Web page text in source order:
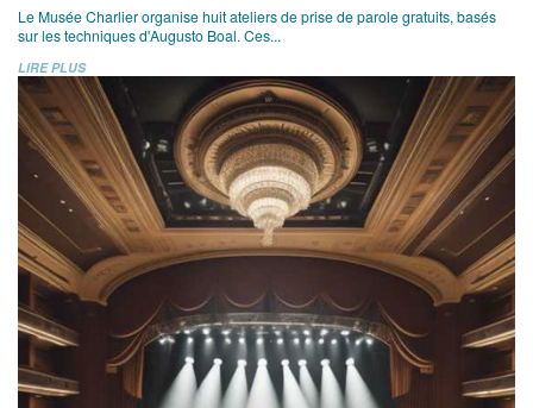
Le Musée Charlier organise huit ateliers de prise de parole gratuits, basés
sur les techniques d'Augusto Boal. Ces...
LIRE PLUS